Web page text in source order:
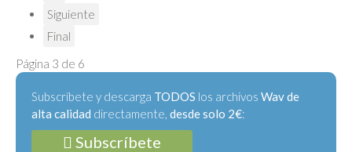
Siguiente
Final
Página 3 de 6
Subscríbete y descarga TODOS los archivos Wav de
alta calidad directamente, desde solo 2€:
Subscríbete